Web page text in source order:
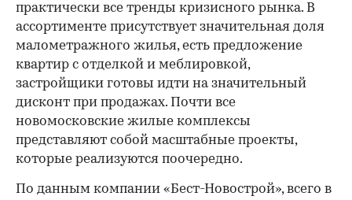
практически все тренды кризисного рынка. В
ассортименте присутствует значительная доля
малометражного жилья, есть предложение
квартир с отделкой и меблировкой,
застройщики готовы идти на значительный
дисконт при продажах. Почти все
новомосковские жилые комплексы
представляют собой масштабные проекты,
которые реализуются поочередно.
По данным компании «Бест-Новострой», всего в